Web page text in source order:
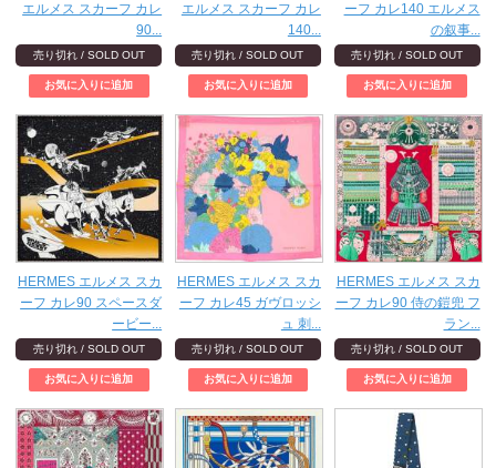
エルメス スカーフ カレ
90...
売り切れ / SOLD OUT
エルメス スカーフ カレ
140...
売り切れ / SOLD OUT
ーフ カレ140 エルメス
の叙事...
売り切れ / SOLD OUT
HERMES エルメス スカ
ーフ カレ90 スペースダ
ービー...
売り切れ / SOLD OUT
HERMES エルメス スカ
ーフ カレ45 ガヴロッシ
ュ 刺...
売り切れ / SOLD OUT
HERMES エルメス スカ
ーフ カレ90 侍の鎧兜 フ
ラン...
売り切れ / SOLD OUT